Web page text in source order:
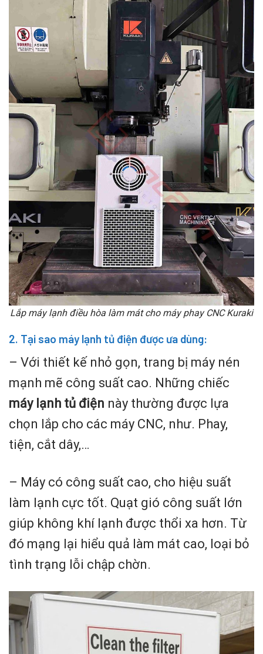
Lắp máy lạnh điều hòa làm mát cho máy phay CNC Kuraki
2. Tại sao máy lạnh tủ điện được ưa dùng:
– Với thiết kế nhỏ gọn, trang bị máy nén
mạnh mẽ công suất cao. Những chiếc
máy lạnh tủ điện này thường được lựa
chọn lắp cho các máy CNC, như. Phay,
tiện, cắt dây,…
– Máy có công suất cao, cho hiệu suất
làm lạnh cực tốt. Quạt gió công suất lớn
giúp không khí lạnh được thổi xa hơn. Từ
đó mạng lại hiểu quả làm mát cao, loại bỏ
tình trạng lỗi chập chờn.